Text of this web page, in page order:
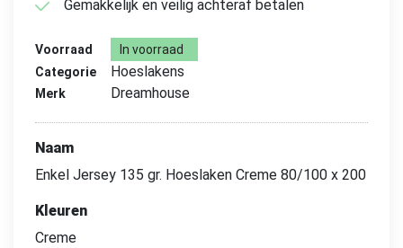
Gemakkelijk en veilig achteraf betalen
Voorraad
In voorraad
Categorie
Hoeslakens
Merk Dreamhouse
Naam
Enkel Jersey 135 gr. Hoeslaken Creme 80/100 x 200
Kleuren
Creme